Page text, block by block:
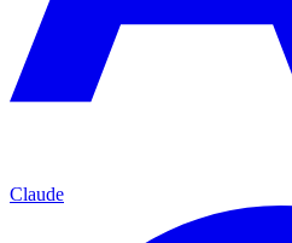
Claude